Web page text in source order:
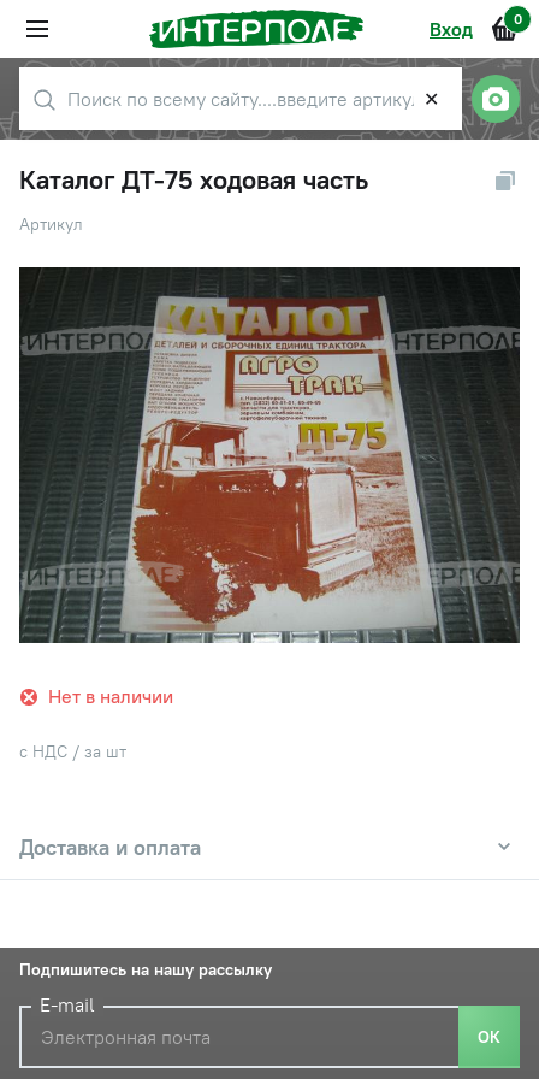
Вход 0
✕
Каталог ДТ-75 ходовая часть
Артикул
Нет в наличии
с НДС / за шт
Доставка и оплата
Подпишитесь на нашу рассылку
E-mail
ОК